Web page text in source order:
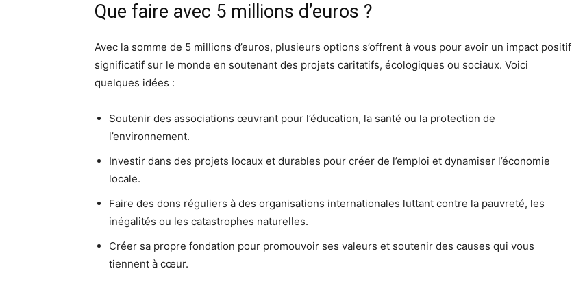
Que faire avec 5 millions d’euros ?
Avec la somme de 5 millions d’euros, plusieurs options s’offrent à vous pour avoir un impact positif
significatif sur le monde en soutenant des projets caritatifs, écologiques ou sociaux. Voici
quelques idées :
Soutenir des associations œuvrant pour l’éducation, la santé ou la protection de
l’environnement.
Investir dans des projets locaux et durables pour créer de l’emploi et dynamiser l’économie
locale.
Faire des dons réguliers à des organisations internationales luttant contre la pauvreté, les
inégalités ou les catastrophes naturelles.
Créer sa propre fondation pour promouvoir ses valeurs et soutenir des causes qui vous
tiennent à cœur.